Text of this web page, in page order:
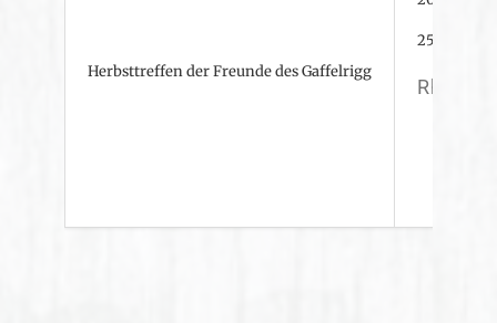
Herbsttreffen der Freunde des Gaffelrigg
25.09 -